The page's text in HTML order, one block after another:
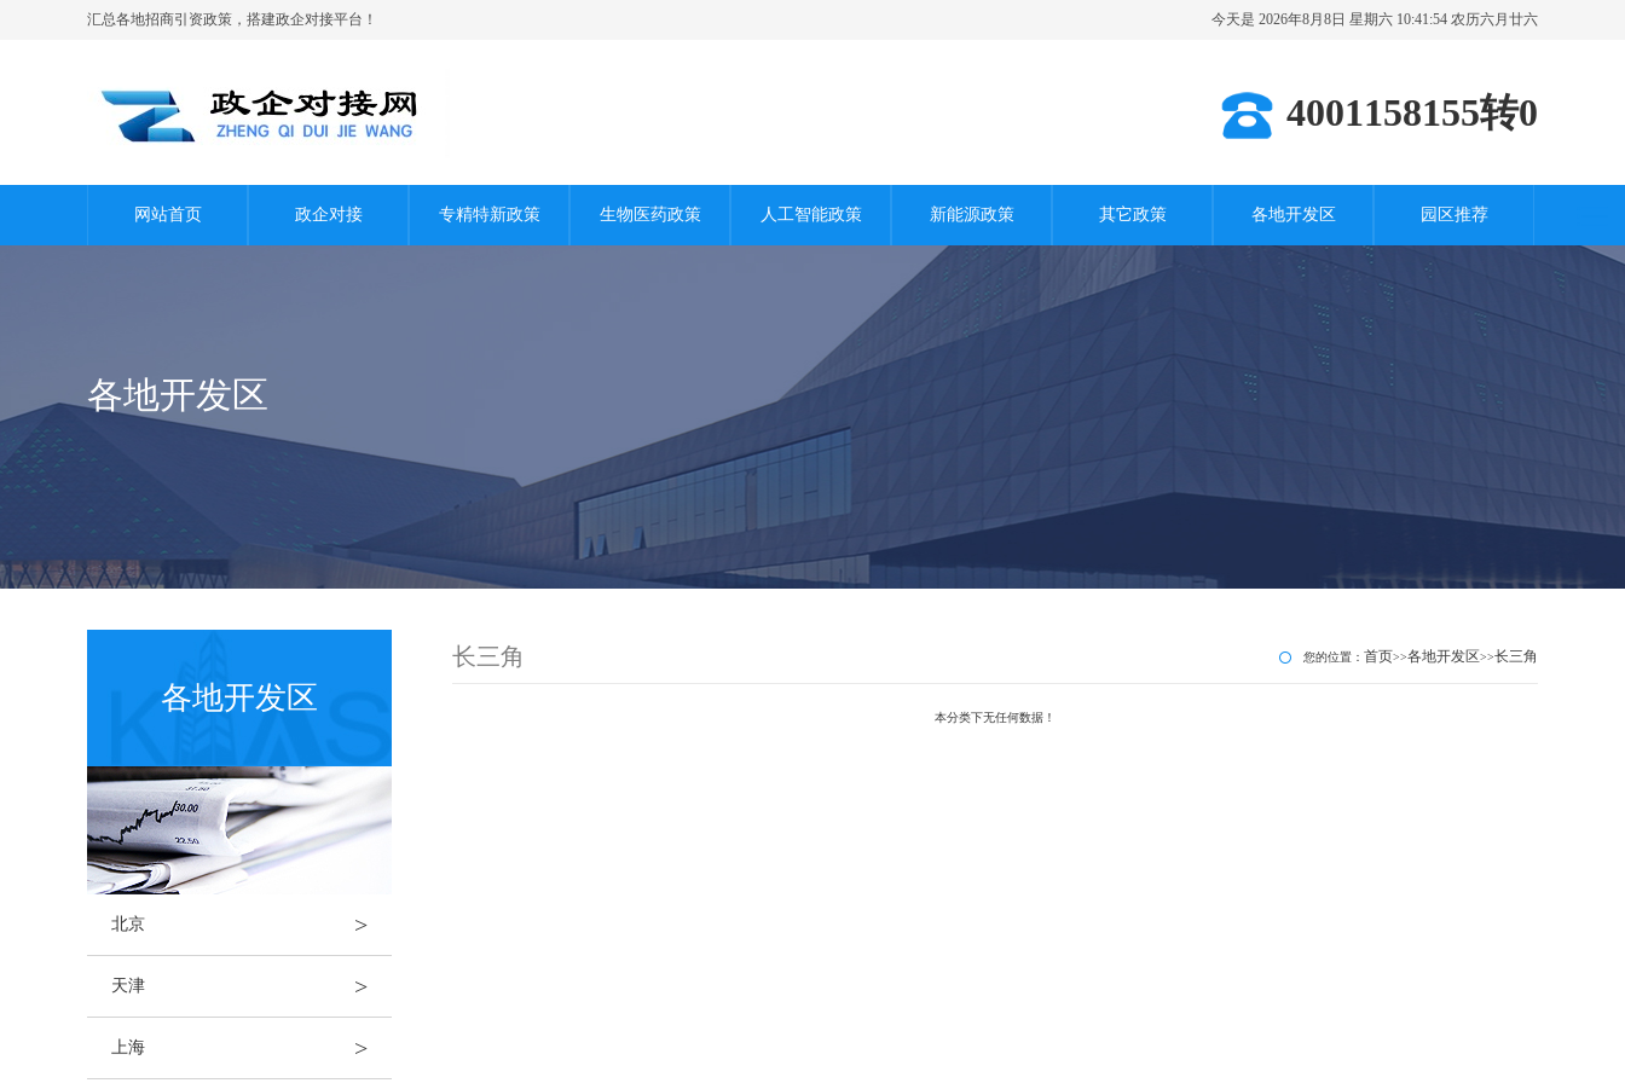
汇总各地招商引资政策，搭建政企对接平台！ 今天是 2026年8月8日 星期六 10:41:55 农历六月廿六
4001158155转0
网站首页 政企对接 专精特新政策 生物医药政策 人工智能政策 新能源政策 其它政策 各地开发区
其它城市
园区推荐
各地开发区
各地开发区
北京 >
天津 >
上海 >
长三角 您的位置： 首页>>各地开发区>>长三角
本分类下无任何数据！